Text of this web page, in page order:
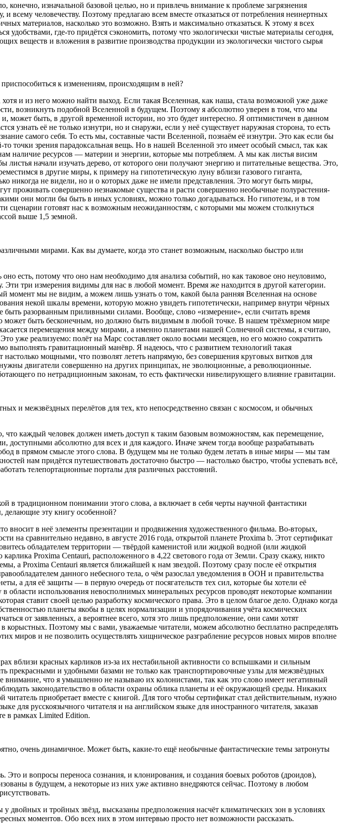
конечно, изначальной базовой целью, но и привлечь внимание к проблеме загрязнения
человечеству. Поэтому предлагаю всем вместе отказаться от потребления неинертных
материалов, насколько это возможно. Взять и максимально отказаться. К этому я всех
где-то придётся сэкономить, потому что экологически чистые материалы сегодня,
веществ и вложения в развитие производства продукции из экологически чистого сырья
к изменениям, происходящим в ней?
и из него можно найти выход. Если такая Вселенная, как наша, стала возможной уже даже
возникнуть подобной Вселенной в будущем. Поэтому я абсолютно уверен в том, что мы
может быть, в другой временной истории, но это будет интересно. Я оптимистичен в данном
узнать её не только изнутри, но и снаружи, если у неё существует наружная сторона, то есть
самого себя. То есть мы, составные части Вселенной, познаём её изнутри. Это как если бы
точки зрения парадоксальная вещь. Но в нашей Вселенной это имеет особый смысл, так как
наличие ресурсов — материи и энергии, которые мы потребляем. А мы как листья висим
начали изучать дерево, от которого они получают энергию и питательные вещества. Это,
в другие миры, к примеру на гипотетическую луну вблизи газового гиганта,
никогда не видели, но и о которых даже не имели представления. Это могут быть миры,
проживать совершенно незнакомые существа и расти совершенно необычные полурастения-
они могли бы быть в иных условиях, можно только догадываться. Но гипотезы, и в том
сценарии готовят нас к возможным неожиданностям, с которыми мы можем столкнуться
выше 1,5 земной.
мирами. Как вы думаете, когда это станет возможным, насколько быстро или
есть, потому что оно нам необходимо для анализа событий, но как таковое оно неуловимо,
три измерения видимы для нас в любой момент. Время же находится в другой категории.
момент мы не видим, а можем лишь узнать о том, какой была ранняя Вселенная на основе
некой шкалы времени, которую можно увидеть гипотетически, например внутри чёрных
разорванным приливными силами. Вообще, слово «измерение», если считать время
может быть бесконечным, но должно быть видимым в любой точке. В нашем трёхмерном мире
перемещения между мирами, а именно планетами нашей Солнечной системы, я считаю,
уже реализуемо: полёт на Марс составляет около восьми месяцев, но его можно сократить
выполнять гравитационный манёвр. Я надеюсь, что с развитием технологий такая
мощными, что позволят лететь напрямую, без совершения круговых витков для
двигатели совершенно на других принципах, не эволюционные, а революционные.
по нетрадиционным законам, то есть фактически нивелирующего влияние гравитации.
и межзвёздных перелётов для тех, кто непосредственно связан с космосом, и обычных
каждый человек должен иметь доступ к таким базовым возможностям, как перемещение,
абсолютно для всех и для каждого. Иначе зачем тогда вообще разрабатывать
в прямом смысле этого слова. В будущем мы не только будем летать в иные миры — мы там
нам придётся путешествовать достаточно быстро — настолько быстро, чтобы успевать всё,
телепортационные порталы для различных расстояний.
традиционном понимании этого слова, а включает в себя черты научной фантастики
делающие эту книгу особенной?
вносит в неё элементы презентации и продвижения художественного фильма. Во-вторых,
на сравнительно недавно, в августе 2016 года, открытой планете Proxima b. Этот сертификат
обладателем территории — твёрдой каменистой или жидкой водной (или жидкой
Proxima Centauri, расположенного в 4,22 светового года от Земли. Сразу скажу, никто
а Proxima Centauri является ближайшей к нам звездой. Поэтому сразу после её открытия
данного небесного тела, о чём разослал уведомления в ООН и правительства
а для её защиты — в первую очередь от посягательств тех сил, которые бы хотели её
области использования невосполнимых минеральных ресурсов проводят некоторые компании
ставит своей целью разработку космического права. Это в целом благое дело. Однако когда
планеты якобы в целях нормализации и упорядочивания учёта космических
от заявленных, а вероятнее всего, хотя это лишь предположение, они сами хотят
Поэтому мы с вами, уважаемые читатели, можем абсолютно бесплатно распределять
миров и не позволить осуществлять хищническое разграбление ресурсов новых миров вполне
вблизи красных карликов из-за их нестабильной активности со вспышками и сильным
прекрасными и удобными базами не только как транспортировочные узлы для межзвёздных
что я умышленно не называю их колонистами, так как это слово имеет негативный
законодательство в области охраны облика планеты и её окружающей среды. Никаких
приобретает вместе с книгой. Для того чтобы сертификат стал действительным, нужно
русскоязычного читателя и на английском языке для иностранного читателя, заказав
в рамках Limited Edition.
очень динамичное. Может быть, какие-то ещё необычные фантастические темы затронуты
и вопросы переноса сознания, и клонирования, и создания боевых роботов (дроидов),
в будущем, а некоторые из них уже активно внедряются сейчас. Поэтому в любом
двойных и тройных звёзд, высказаны предположения насчёт климатических зон в условиях
моментов. Обо всех них в этом интервью просто нет возможности рассказать.